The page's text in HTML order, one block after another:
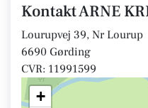
Kontakt ARNE
Lourupvej 39, Nr Lourup
6690 Gørding
CVR: 11991599
+